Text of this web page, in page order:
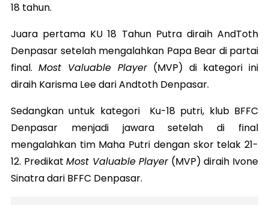
18 tahun.
Juara pertama KU 18 Tahun Putra diraih AndToth
Denpasar setelah mengalahkan Papa Bear di partai
final. Most Valuable Player(MVP) di kategori ini
diraih Karisma Lee dari Andtoth Denpasar.
Sedangkan untuk kategori Ku-18 putri, klub BFFC
Denpasar menjadi jawara setelah di final
mengalahkan tim Maha Putri dengan skor telak 21-
12. PredikatMost Valuable Player(MVP) diraih Ivone
Sinatra dari BFFC Denpasar.